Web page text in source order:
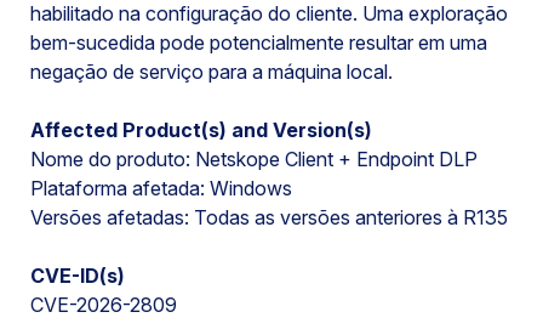
habilitado na configuração do cliente. Uma exploração
bem-sucedida pode potencialmente resultar em uma
negação de serviço para a máquina local.
Affected Product(s) and Version(s)
Nome do produto: Netskope Client + Endpoint DLP
Plataforma afetada: Windows
Versões afetadas: Todas as versões anteriores à R135
CVE-ID(s)
CVE-2026-2809